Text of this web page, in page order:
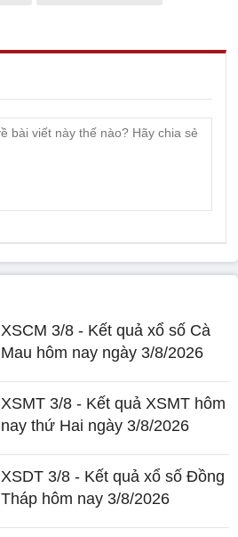
XSCM 3/8 - Kết quả xổ số Cà
Mau hôm nay ngày 3/8/2026
XSMT 3/8 - Kết quả XSMT hôm
nay thứ Hai ngày 3/8/2026
XSDT 3/8 - Kết quả xổ số Đồng
Tháp hôm nay 3/8/2026